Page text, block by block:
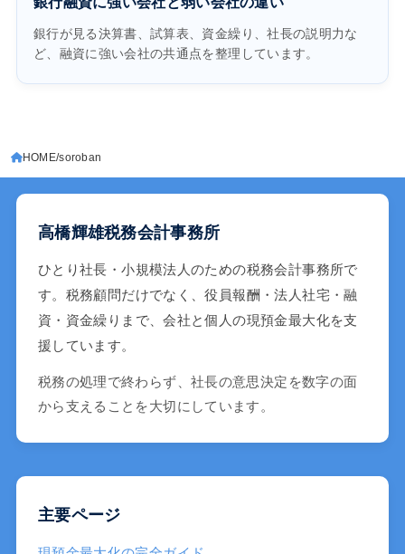
銀行が見る決算書、試算表、資金繰り、社長の説明力な
ど、融資に強い会社の共通点を整理しています。
HOME soroban
高橋輝雄税務会計事務所
ひとり社長・小規模法人のための税務会計事務所で
す。税務顧問だけでなく、役員報酬・法人社宅・融
資・資金繰りまで、会社と個人の現預金最大化を支
援しています。
税務の処理で終わらず、社長の意思決定を数字の面
から支えることを大切にしています。
主要ページ